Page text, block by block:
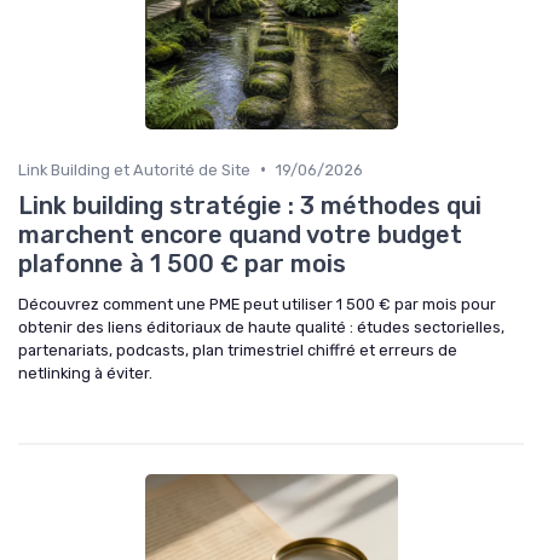
Link Building et Autorité de Site • 19/06/2026
Link building stratégie : 3 méthodes qui
marchent encore quand votre budget
plafonne à 1 500 € par mois
Découvrez comment une PME peut utiliser 1 500 € par mois pour
obtenir des liens éditoriaux de haute qualité : études sectorielles,
partenariats, podcasts, plan trimestriel chiffré et erreurs de
netlinking à éviter.